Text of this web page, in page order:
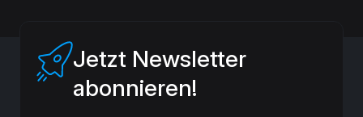
Jetzt Newsletter
abonnieren!